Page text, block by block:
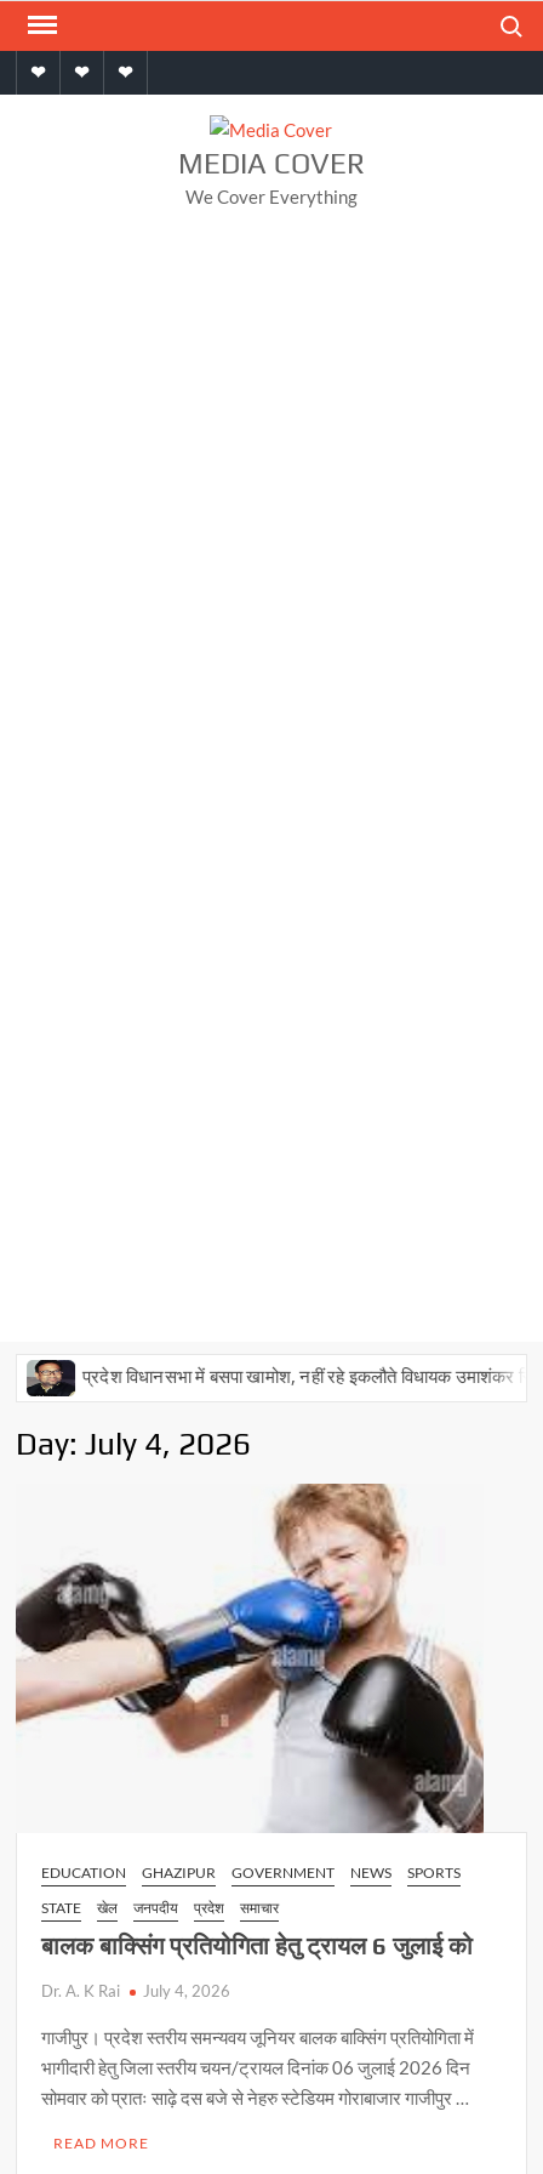
Skip
contentHomeAboutContact
MEDIA COVER
We Cover Everything
प्रदेश विधानसभा में बसपा खामोश, नहीं रहे इकलौते विधायक उमाशंकर सिंह
Day:July 4, 2026
EDUCATION GHAZIPUR GOVERNMENT NEWS
SPORTS
STATE
खेल जनपदीय प्रदेश समाचार
बालक बाक्सिंग प्रतियोगिता हेतु ट्रायल 6 जुलाई को
Dr. A. K Rai July 4, 2026
गाजीपुर। प्रदेश स्तरीय समन्यवय जूनियर बालक बाक्सिंग प्रतियोगिता में
भागीदारी हेतु जिला स्तरीय चयन/ट्रायल दिनांक 06 जुलाई 2026 दिन
सोमवार को प्रातः साढ़े दस बजे से नेहरु स्टेडियम गोराबाजार गाजीपुर …
READ MORE